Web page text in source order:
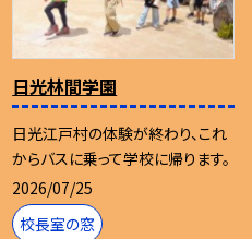
日光林間学園
日光江戸村の体験が終わり、これ
からバスに乗って学校に帰ります。
2026/07/25
校長室の窓